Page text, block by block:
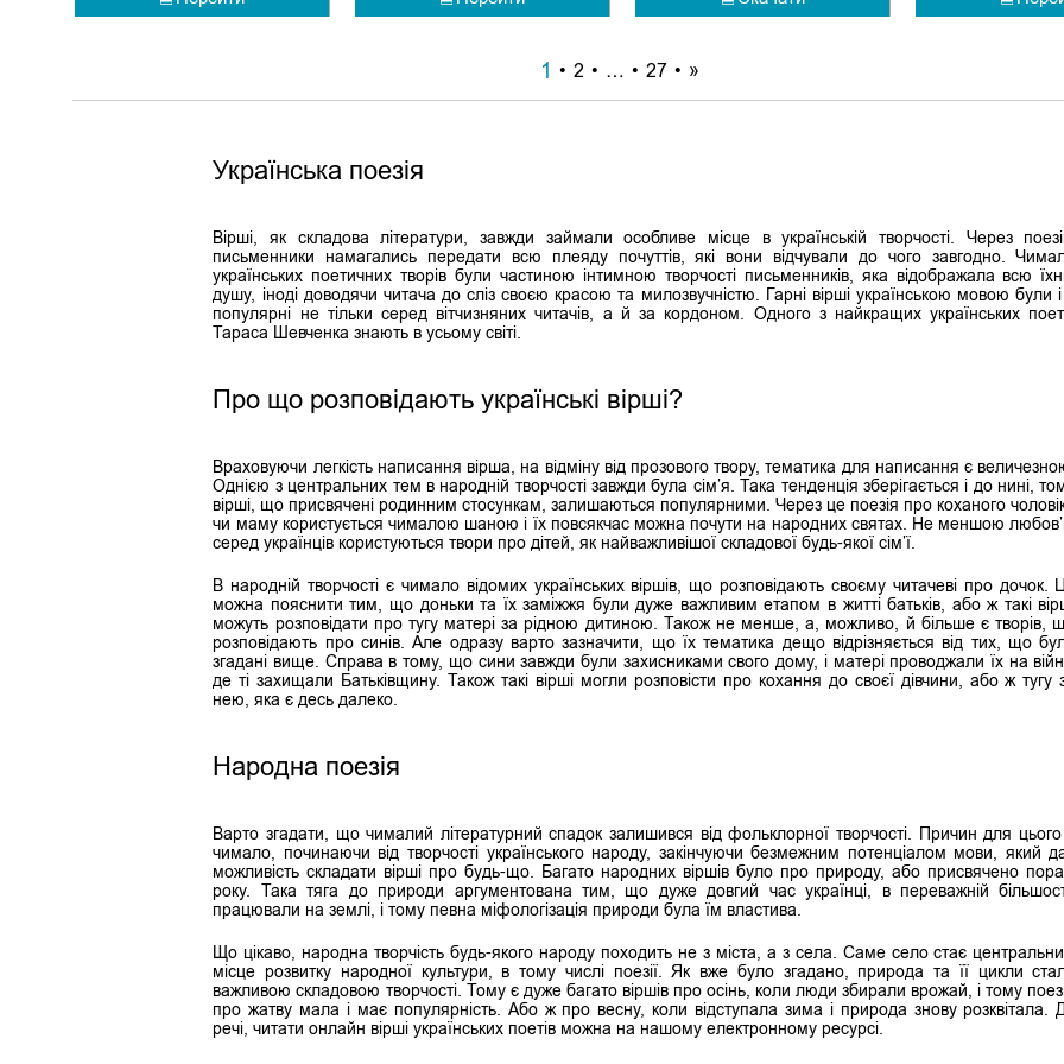
1 2 … 27 »
Українська поезія
Вірші, як складова літератури, завжди займали особливе місце в українській творчості. Через
письменники намагались передати всю плеяду почуттів, які вони відчували до чого завгодно.
українських поетичних творів були частиною інтимною творчості письменників, яка відображала всю
душу, іноді доводячи читача до сліз своєю красою та милозвучністю. Гарні вірші українською мовою були
популярні не тільки серед вітчизняних читачів, а й за кордоном. Одного з найкращих українських
Тараса Шевченка знають в усьому світі.
Про що розповідають українські вірші?
Враховуючи легкість написання вірша, на відміну від прозового твору, тематика для написання є
Однією з центральних тем в народній творчості завжди була сім’я. Така тенденція зберігається і до нині,
вірші, що присвячені родинним стосункам, залишаються популярними. Через це поезія про коханого
чи маму користується чималою шаною і їх повсякчас можна почути на народних святах. Не меншою
серед українців користуються твори про дітей, як найважливішої складової будь-якої сім’ї.
В народній творчості є чимало відомих українських віршів, що розповідають своєму читачеві про дочок.
можна пояснити тим, що доньки та їх заміжжя були дуже важливим етапом в житті батьків, або ж такі
можуть розповідати про тугу матері за рідною дитиною. Також не менше, а, можливо, й більше є творів,
розповідають про синів. Але одразу варто зазначити, що їх тематика дещо відрізняється від тих, що
згадані вище. Справа в тому, що сини завжди були захисниками свого дому, і матері проводжали їх на
де ті захищали Батьківщину. Також такі вірші могли розповісти про кохання до своєї дівчини, або ж тугу
нею, яка є десь далеко.
Народна поезія
Варто згадати, що чималий літературний спадок залишився від фольклорної творчості. Причин для
чимало, починаючи від творчості українського народу, закінчуючи безмежним потенціалом мови, який
можливість складати вірші про будь-що. Багато народних віршів було про природу, або присвячено
року. Така тяга до природи аргументована тим, що дуже довгий час українці, в переважній
працювали на землі, і тому певна міфологізація природи була їм властива.
Що цікаво, народна творчість будь-якого народу походить не з міста, а з села. Саме село стає
місце розвитку народної культури, в тому числі поезії. Як вже було згадано, природа та її цикли
важливою складовою творчості. Тому є дуже багато віршів про осінь, коли люди збирали врожай, і тому
про жатву мала і має популярність. Або ж про весну, коли відступала зима і природа знову розквітала.
речі, читати онлайн вірші українських поетів можна на нашому електронному ресурсі.